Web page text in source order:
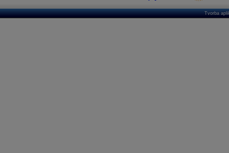
Tvorba